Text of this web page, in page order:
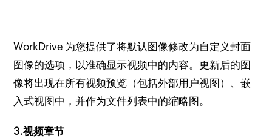
WorkDrive 为您提供了将默认图像修改为自定义封面
图像的选项，以准确显示视频中的内容。更新后的图
像将出现在所有视频预览（包括外部用户视图）、嵌
入式视图中，并作为文件列表中的缩略图。
3.视频章节